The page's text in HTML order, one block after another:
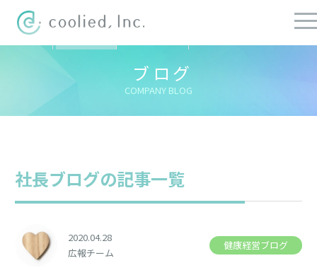
ブログ
COMPANY BLOG
ての記事
社長ブログの記事一覧
2020.04.28
広報チーム
健康経営ブログ